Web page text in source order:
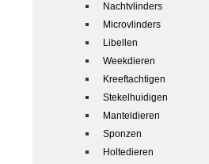
Nachtvlinders
Microvlinders
Libellen
Weekdieren
Kreeftachtigen
Stekelhuidigen
Manteldieren
Sponzen
Holtedieren